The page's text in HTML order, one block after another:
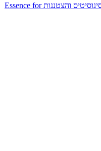
Aroma Medic Sinustop תמצית לנזלת, סינוסיטיס והצטננות Essence for